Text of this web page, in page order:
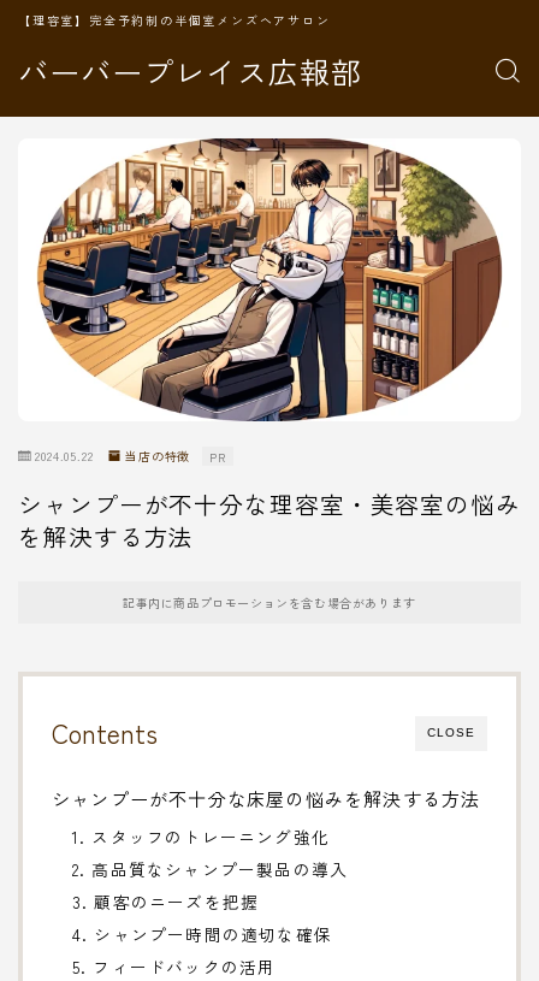
バーバープレイス広報部
【理容室】完全予約制の半個室メンズヘアサロン
2024.05.22 当店の特徴 PR
シャンプーが不十分な理容室・美容室の悩み
を解決する方法
記事内に商品プロモーションを含む場合があります
CLOSE
Contents
シャンプーが不十分な床屋の悩みを解決する方法
1. スタッフのトレーニング強化
2. 高品質なシャンプー製品の導入
3. 顧客のニーズを把握
4. シャンプー時間の適切な確保
5. フィードバックの活用